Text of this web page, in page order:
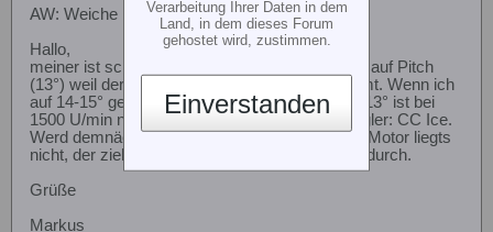
AW: Weiche Kopfdämfung für T-Rex 700E!!
Hallo,
meiner ist schon bei 1500 U/min sehr schwach auf Pitch
(13°) weil der Regler nicht mehr hinterher kommt. Wenn ich
auf 14-15° gehe ruckelt der Motor extrem. und 13° ist bei
1500 U/min nicht viel.Ich denke es liegt am Regler: CC Ice.
Werd demnächst mal einen Jive einbauen. Am Motor liegts
nicht, der zieht auch 14,5 Grad bei 2300 U/min durch.
Grüße
Markus
Verarbeitung Ihrer Daten in dem
Land, in dem dieses Forum
gehostet wird, zustimmen.
Einverstanden